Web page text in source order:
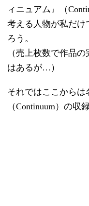
ィニュアム』（
考える人物が私だ
ろう。
（売上枚数で作品
はあるが…）
それではここからは
（Continuum）の収